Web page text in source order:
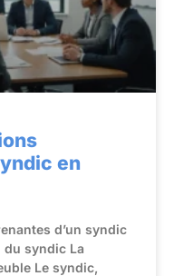
en
d’un syndic
syndic La
Le syndic,